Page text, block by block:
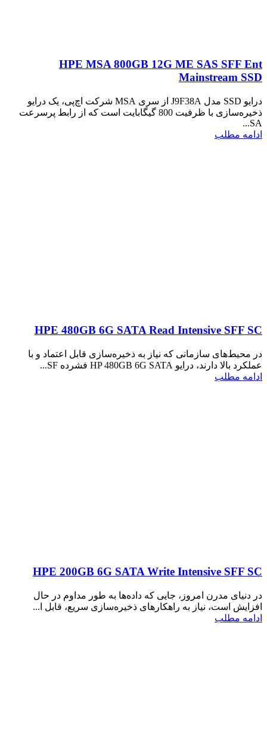
HPE MSA 800GB 12G ME SAS SFF Ent
Mainstream SSD
درایو SSD مدل J9F38A از سری MSA شرکت اچ‌پی، یک درایو
ذخیره‌سازی با ظرفیت 800 گیگابایت است که از رابط پرسرعت
SA...
ادامه مطلب
HPE 480GB 6G SATA Read Intensive SFF SC
در محیط‌های سازمانی که نیاز به ذخیره‌سازی قابل اعتماد و با
عملکرد بالا دارند، درایو HP 480GB 6G SATA فشرده SF...
ادامه مطلب
HPE 200GB 6G SATA Write Intensive SFF SC
در دنیای مدرن امروز، جایی که داده‌ها به طور مداوم در حال
افزایش است، نیاز به راهکارهای ذخیره‌سازی سریع، قابل ا...
ادامه مطلب